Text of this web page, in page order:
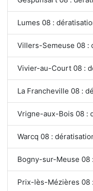
Lumes 08 :
Villers-Semeuse 08 :
Vivier-au-Court 08 :
La Francheville 08 :
Vrigne-aux-Bois 08 :
Warcq 08 :
Bogny-sur-Meuse 08
Prix-lès-Mézières 08